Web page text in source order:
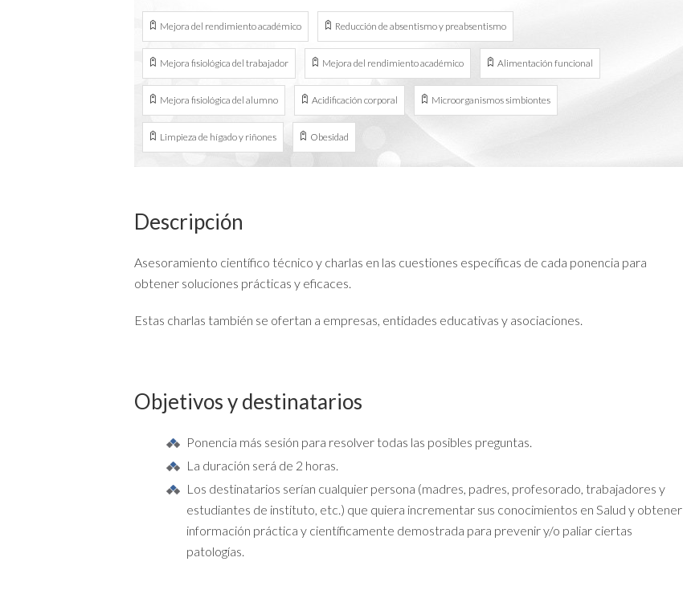
Mejora del rendimiento académico Reducción de absentismo y preabsentismo
Mejora fisiológica del trabajador Mejora del rendimiento académico Alimentación funcional
Mejora fisiológica del alumno Acidificación corporal Microorganismos simbiontes
Limpieza de hígado y riñones Obesidad
Descripción
Asesoramiento científico técnico y charlas en las cuestiones específicas de cada ponencia para
obtener soluciones prácticas y eficaces.
Estas charlas también se ofertan a empresas, entidades educativas y asociaciones.
Objetivos y destinatarios
Ponencia más sesión para resolver todas las posibles preguntas.
La duración será de 2 horas.
Los destinatarios serían cualquier persona (madres, padres, profesorado, trabajadores y
estudiantes de instituto, etc.) que quiera incrementar sus conocimientos en Salud y obtener
información práctica y científicamente demostrada para prevenir y/o paliar ciertas
patologías.